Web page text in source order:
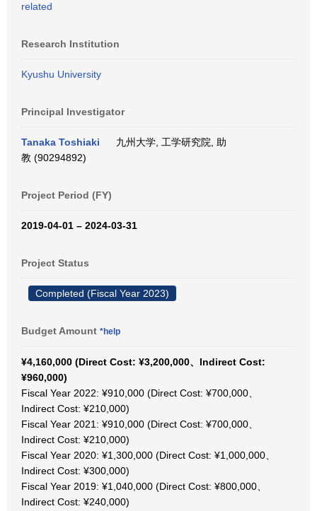
related
Research Institution
Kyushu University
Principal Investigator
Tanaka Toshiaki
九州大学, 工学研究院, 助
教 (90294892)
Project Period (FY)
2019-04-01 – 2024-03-31
Project Status
Completed (Fiscal Year 2023)
Budget Amount *help
¥4,160,000 (Direct Cost: ¥3,200,000、Indirect Cost:
¥960,000)
Fiscal Year 2022: ¥910,000 (Direct Cost: ¥700,000、
Indirect Cost: ¥210,000)
Fiscal Year 2021: ¥910,000 (Direct Cost: ¥700,000、
Indirect Cost: ¥210,000)
Fiscal Year 2020: ¥1,300,000 (Direct Cost: ¥1,000,000、
Indirect Cost: ¥300,000)
Fiscal Year 2019: ¥1,040,000 (Direct Cost: ¥800,000、
Indirect Cost: ¥240,000)